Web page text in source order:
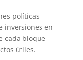
políticas
inversiones en
cada bloque
útiles.